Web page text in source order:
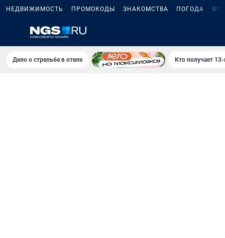
НЕДВИЖИМОСТЬ ПРОМОКОДЫ ЗНАКОМСТВА ПОГОДА
Дело о стрельбе в отеле Кто получает